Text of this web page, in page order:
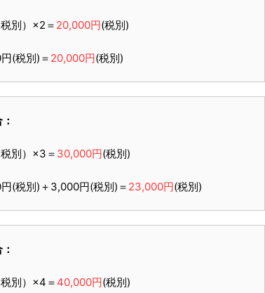
別）×2＝ 20,000円(税別)
(税別)＝ 20,000円(税別)
別）×3＝ 30,000円(税別)
(税別)＋3,000円(税別)＝ 23,000円(税別)
別）×4＝ 40,000円(税別)